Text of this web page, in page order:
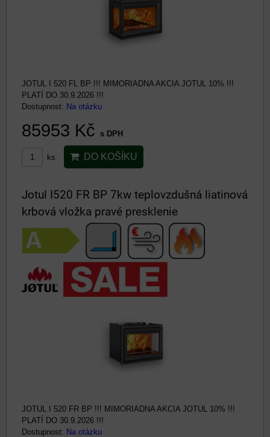
JOTUL I 520 FL BP !!! MIMORIADNA AKCIA JOTUL 10% !!!
PLATÍ DO 30.9.2026 !!!
Dostupnost: Na otázku
85953 Kč s DPH
ks DO KOŠÍKU
Jotul I520 FR BP 7kw teplovzdušná liatinová
krbová vložka pravé presklenie
JOTUL I 520 FR BP !!! MIMORIADNA AKCIA JOTUL 10% !!!
PLATÍ DO 30.9.2026 !!!
Dostupnost: Na otázku